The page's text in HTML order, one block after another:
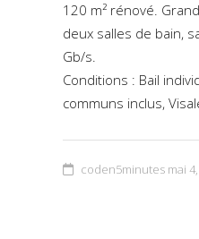
120 m² rénové.
deux salles de bain,
Gb/s.
Conditions : Bail
communs inclus,
coden5minutes mai